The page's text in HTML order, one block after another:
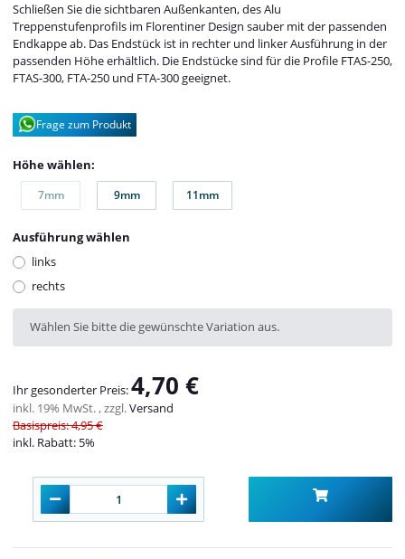
Schließen Sie die sichtbaren Außenkanten, des Alu
Treppenstufenprofils im Florentiner Design sauber mit der passenden
Endkappe ab. Das Endstück ist in rechter und linker Ausführung in der
passenden Höhe erhältlich. Die Endstücke sind für die Profile FTAS-250,
FTAS-300, FTA-250 und FTA-300 geeignet.
Frage zum Produkt
Höhe wählen:
7mm
7mm 9mm
9mm 11mm
11mm
Ausführung wählen
links
rechts
x
Wählen Sie bitte die gewünschte Variation aus.
Ihr gesonderter Preis:4,70 €
inkl. 19% MwSt. , zzgl.Versand
Basispreis: 4,95 €
inkl. Rabatt: 5%